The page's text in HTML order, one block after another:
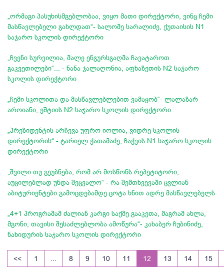
„ორმაგი პასუხისმგებლობაა, ვიყო მათი დირექტორი, ვინც ჩემი
მასწავლებელი გახლდათ“- სალომე სარალიძე, ქუთაისის N1
საჯარო სკოლის დირექტორი
„ჩვენი სურვილია, მალე ენგურსგაღმა ჩავატაროთ
გაკვეთილები“... - ნანა ჯალაღონია, აფხაზეთის N2 საჯარო
სკოლის დირექტორი
„ჩემი სკოლითა და მასწავლებლებით ვამაყობ“- ლალაზარ
აროიანი, ეშტიის N2 საჯარო სკოლის დირექტორი
„პრეზიდენტის არჩევა უფრო იოლია, ვიდრე სკოლის
დირექტორის“ - ტარიელ ქათამაძე, ჩაქვის N1 საჯარო სკოლის
დირექტორი
„შვილი თუ გეუბნება, რომ არ მოსწონს რეპეტიტორი,
აუცილებლად უნდა შეცვალო“ - რა შემთხვევაში ცვლიან
აბიტურიენტები გამოცდებამდე ცოტა ხნით ადრე მასწავლებელს
„4+1 პროგრამამ ძალიან კარგი საქმე გააკეთა, მაგრამ ახლა,
მგონი, თავისი შესაძლებლობა ამოწურა“- კახაბერ ჩუბინიძე,
ნახიდურის საჯარო სკოლის დირექტორი
<< 1 8 9 10 11 12 13 14 15